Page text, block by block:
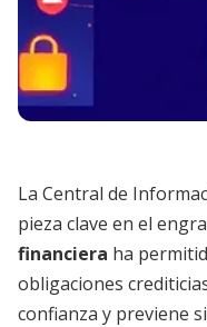
La Central de
pieza clave en el
financiera ha
obligaciones
confianza y previene